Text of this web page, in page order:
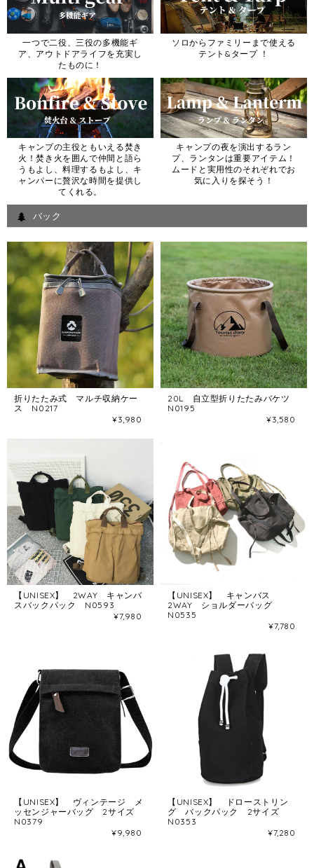
一つで二役、三役の多機能ギ
ア、アウトドアライフを充実し
たものに！
ソロからファミリーまで使える
テント&タープ ！
キャンプの主役ともいえる焚き
火！焚き火を囲んで仲間と語ら
うもよし、料理するもよし、キ
ャンパーに贅沢な時間を提供し
てくれる。
キャンプの夜を演出するラン
プ、ランタンは重要アイテム！
ムードと実用性のそれぞれでお
気に入りを探そう！
バック
折りたたみ式 マルチ収納ケー
ス N0217
¥3,980
20L 自立型折りたたみバケツ
N0195
¥3,580
【UNISEX】 2WAY キャンバ
スバックパック N0593
¥7,980
【UNISEX】 キャンバス
2WAY ショルダーバッグ
N0535
¥7,780
【UNISEX】 ヴィンテージ メ
ッセンジャーバッグ 2サイズ
N0379
¥9,980
【UNISEX】 ドローストリン
グ バックパック 2サイズ
N0353
¥7,280